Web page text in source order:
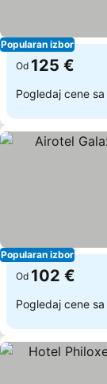
Popularan izbor
Od 125 €
Pogledaj cene sa
Popularan izbor
Od 102 €
Pogledaj cene sa